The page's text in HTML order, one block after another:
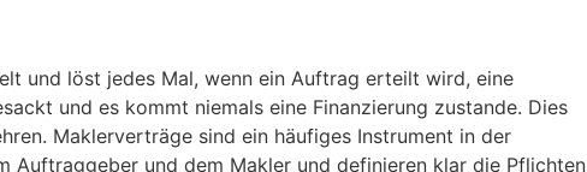
und löst jedes Mal, wenn ein Auftrag erteilt wird, eine
und es kommt niemals eine Finanzierung zustande. Dies
Maklerverträge sind ein häufiges Instrument in der
Auftraggeber und dem Makler und definieren klar die Pflichten